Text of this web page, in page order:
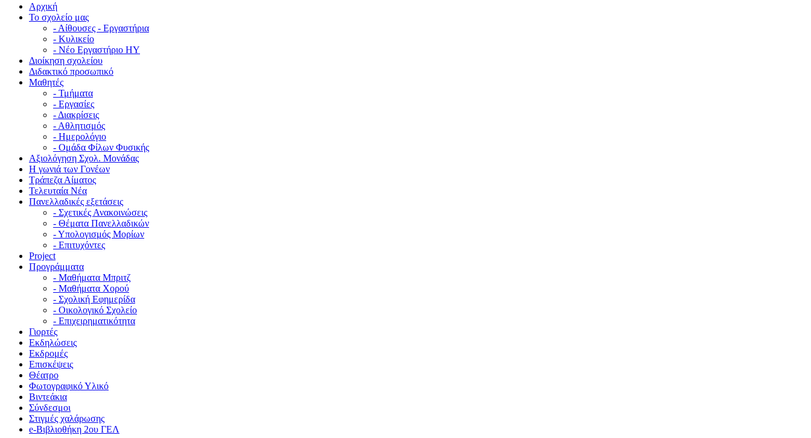
Αρχική
Το σχολείο μας
- Αίθουσες - Εργαστήρια
- Κυλικείο
- Νέο Εργαστήριο ΗΥ
Διοίκηση σχολείου
Διδακτικό προσωπικό
Μαθητές
- Τμήματα
- Εργασίες
- Διακρίσεις
- Αθλητισμός
- Ημερολόγιο
- Ομάδα Φίλων Φυσικής
Αξιολόγηση Σχολ. Μονάδας
Η γωνιά των Γονέων
Τράπεζα Αίματος
Τελευταία Νέα
Πανελλαδικές εξετάσεις
- Σχετικές Ανακοινώσεις
- Θέματα Πανελλαδικών
- Υπολογισμός Μορίων
- Επιτυχόντες
Project
Προγράμματα
- Μαθήματα Μπριτζ
- Μαθήματα Χορού
- Σχολική Εφημερίδα
- Οικολογικό Σχολείο
- Επιχειρηματικότητα
Γιορτές
Εκδηλώσεις
Εκδρομές
Επισκέψεις
Θέατρο
Φωτογραφικό Υλικό
Βιντεάκια
Σύνδεσμοι
Στιγμές χαλάρωσης
e-Βιβλιοθήκη 2ου ΓΕΛ